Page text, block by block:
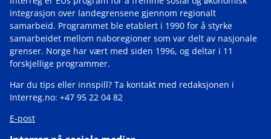
integrasjon over landegrensene gjennom regionalt
samarbeid. Programmet ble etablert i 1990 for å styrke
samarbeidet mellom naboregioner som var delt av nasjonale
grenser. Norge har vært med siden 1996, og deltar i 11
forskjellige programmer.
Har du tips eller innspill? Ta kontakt med redaksjonen i
Interreg.no: +47 95 22 04 82
E-post